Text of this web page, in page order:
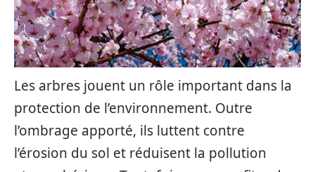
Les arbres jouent un rôle important dans la
protection de l’environnement. Outre
l’ombrage apporté, ils luttent contre
l’érosion du sol et réduisent la pollution